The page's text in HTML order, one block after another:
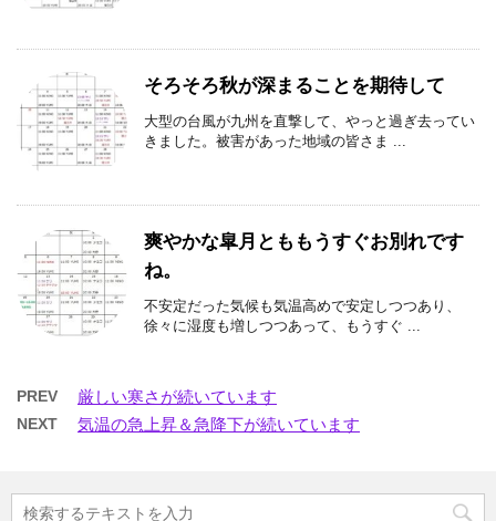
そろそろ秋が深まることを期待して
大型の台風が九州を直撃して、やっと過ぎ去ってい
きました。被害があった地域の皆さま ...
爽やかな皐月とももうすぐお別れです
ね。
不安定だった気候も気温高めで安定しつつあり、
徐々に湿度も増しつつあって、もうすぐ ...
PREV 厳しい寒さが続いています
NEXT 気温の急上昇＆急降下が続いています